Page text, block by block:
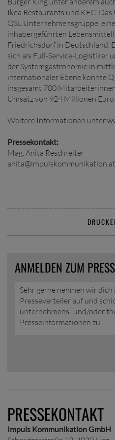
Ikea Restaurants und KFC.
QSL Unternehmensgruppe,
inhabergeführten
Friedrichsdorf in Deutschland.
sich als Full-Service-Logistiker
der Systemgastronomie in
internationaler Ebene konnte
insgesamt 700
Umsatz von 924 Millionen Euro
Weitere Informationen unter
Pressekontakt:
Mag. Anita Reschreiter
ANMELDEN ZUM
Sehr gerne nehmen wir dich
Presseverteiler auf und
unternehmens- und/oder
Presseinformationen zu.
PRESSEKONTAKT
Impuls Kommunikation GmbH